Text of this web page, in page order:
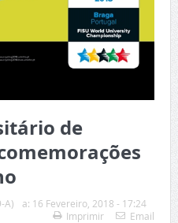
de
A) a: 16 Fevereiro, 2018 - 17:24
Imprimir
Email